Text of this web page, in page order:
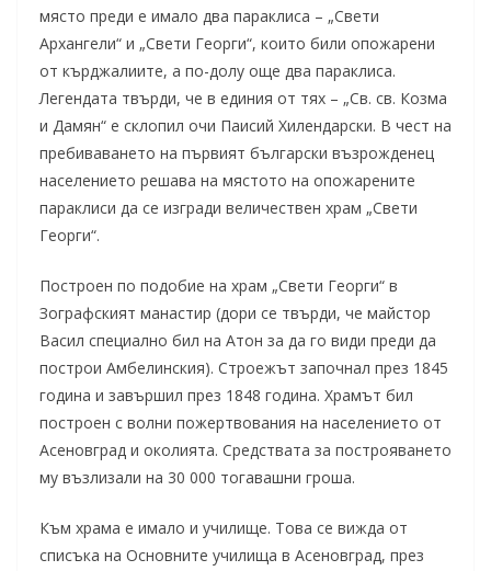
място преди е имало два параклиса – „Свети
Архангели“ и „Свети Георги“, които били опожарени
от кърджалиите, а по-долу още два параклиса.
Легендата твърди, че в единия от тях – „Св. св. Козма
и Дамян“ е склопил очи Паисий Хилендарски. В чест на
пребиваването на първият български възрожденец
населението решава на мястото на опожарените
параклиси да се изгради величествен храм „Свети
Георги“.
Построен по подобие на храм „Свети Георги“ в
Зографският манастир (дори се твърди, че майстор
Васил специално бил на Атон за да го види преди да
построи Амбелинския). Строежът започнал през 1845
година и завършил през 1848 година. Храмът бил
построен с волни пожертвования на населението от
Асеновград и околията. Средствата за построяването
му възлизали на 30 000 тогавашни гроша.
Към храма е имало и училище. Това се вижда от
списъка на Основните училища в Асеновград, през